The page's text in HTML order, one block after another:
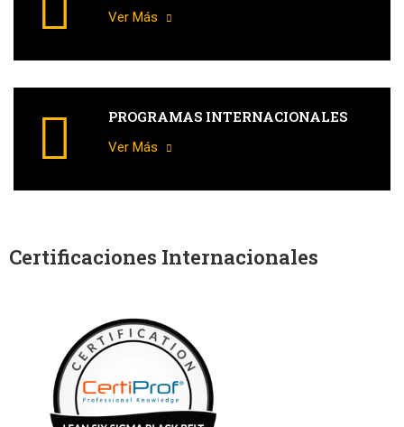
Ver Más
PROGRAMAS INTERNACIONALES​
Ver Más
Certificaciones Internacionales